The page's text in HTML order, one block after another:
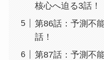
核心へ迫る3話！
第86話：予測不
話！
第87話：予測不